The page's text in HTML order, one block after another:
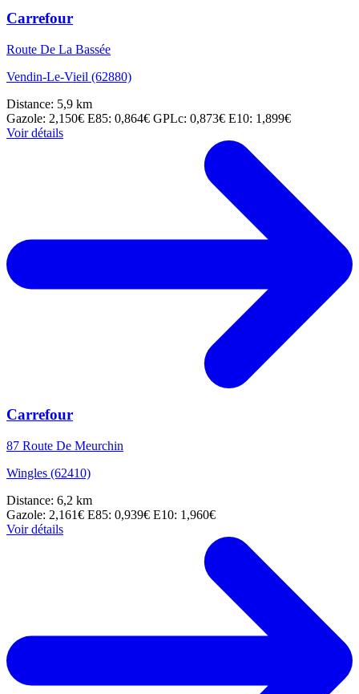
Carrefour
Route De La Bassée
Vendin-Le-Vieil (62880)
Distance: 5,9 km
Gazole: 2,150€ E85: 0,864€ GPLc: 0,873€ E10: 1,899€
Voir détails
Carrefour
87 Route De Meurchin
Wingles (62410)
Distance: 6,2 km
Gazole: 2,161€ E85: 0,939€ E10: 1,960€
Voir détails